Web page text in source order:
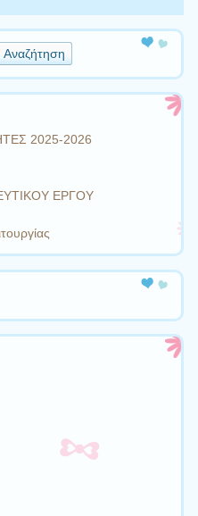
2025-2026
ΕΡΓΟΥ